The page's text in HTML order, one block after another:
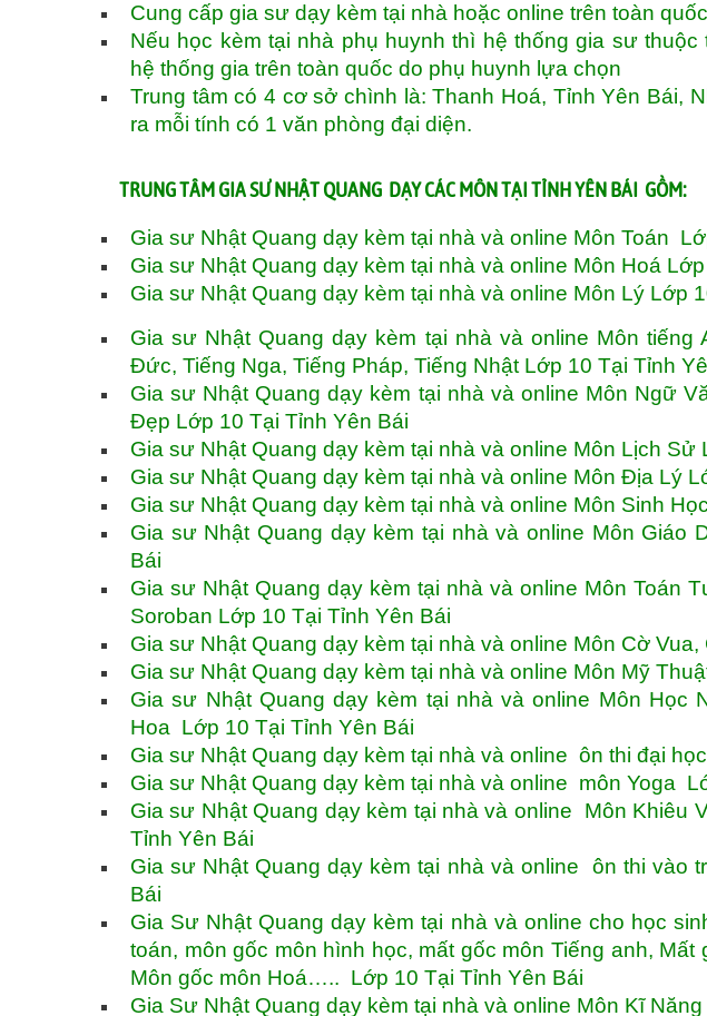
Cung cấp gia sư dạy kèm tại nhà hoặc online trên toàn quốc
Nếu học kèm tại nhà phụ huynh thì hệ thống gia sư
hệ thống gia trên toàn quốc do phụ huynh lựa chọn
Trung tâm có 4 cơ sở chình là: Thanh Hoá, Tỉnh Yên Bái,
ra mỗi tính có 1 văn phòng đại diện.
TRUNG TÂM GIA SƯ NHẬT QUANG DẠY CÁC MÔN TẠI TỈNH YÊN BÁI GỒM:
Gia sư Nhật Quang dạy kèm tại nhà và online Môn Toán
Gia sư Nhật Quang dạy kèm tại nhà và online Môn Hoá
Gia sư Nhật Quang dạy kèm tại nhà và online Môn Lý Lớp
Gia sư Nhật Quang dạy kèm tại nhà và online Môn tiếng
Đức, Tiếng Nga, Tiếng Pháp, Tiếng Nhật Lớp 10 Tại Tỉnh
Gia sư Nhật Quang dạy kèm tại nhà và online Môn Ngữ
Đẹp Lớp 10 Tại Tỉnh Yên Bái
Gia sư Nhật Quang dạy kèm tại nhà và online Môn Lịch Sử
Gia sư Nhật Quang dạy kèm tại nhà và online Môn Địa Lý
Gia sư Nhật Quang dạy kèm tại nhà và online Môn Sinh
Gia sư Nhật Quang dạy kèm tại nhà và online Môn Giáo
Bái
Gia sư Nhật Quang dạy kèm tại nhà và online Môn Toán
Soroban Lớp 10 Tại Tỉnh Yên Bái
Gia sư Nhật Quang dạy kèm tại nhà và online Môn Cờ
Gia sư Nhật Quang dạy kèm tại nhà và online Môn Mỹ
Gia sư Nhật Quang dạy kèm tại nhà và online Môn Học
Hoa Lớp 10 Tại Tỉnh Yên Bái
Gia sư Nhật Quang dạy kèm tại nhà và online ôn thi đại
Gia sư Nhật Quang dạy kèm tại nhà và online môn Yoga
Gia sư Nhật Quang dạy kèm tại nhà và online Môn Khiêu
Tỉnh Yên Bái
Gia sư Nhật Quang dạy kèm tại nhà và online ôn thi vào
Bái
Gia Sư Nhật Quang dạy kèm tại nhà và online cho học
toán, môn gốc môn hình học, mất gốc môn Tiếng anh,
Môn gốc môn Hoá….. Lớp 10 Tại Tỉnh Yên Bái
Gia Sư Nhật Quang dạy kèm tại nhà và online Môn Kĩ